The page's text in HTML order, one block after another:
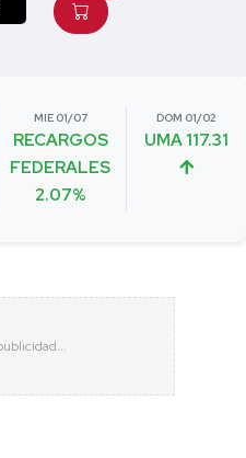
MIE 01/07
RECARGOS
FEDERALES
2.07%
DOM 01/02
UMA 117.31